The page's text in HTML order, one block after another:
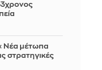
«Νέα μέτωπα
στρατηγικές